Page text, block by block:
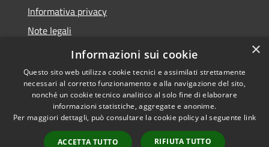
Informativa privacy
Note legali
Dichiarazione di accessibilità
Accessibilità
Copyright © 2026 • Comune di
Casale Cremasco-Vidolasco •
Powered byMunicipium
×
Informazioni sui cookie
Questo sito web utilizza cookie tecnici e assimilati strettamente
necessari al corretto funzionamento e alla navigazione del sito,
nonché un cookie tecnico analitico al solo fine di elaborare
informazioni statistiche, aggregate e anonime.
Per maggiori dettagli, può consultare la cookie policy al seguente link
ACCETTA TUTTO RIFIUTA TUTTO